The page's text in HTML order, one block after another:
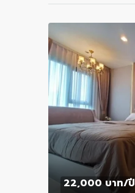
22,000 บาท/ปี